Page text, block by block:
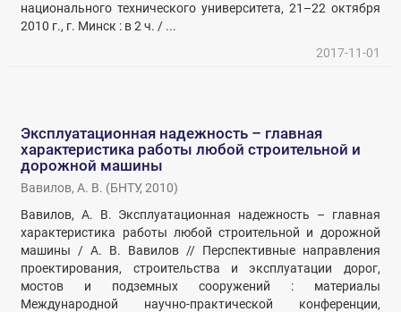
национального технического университета, 21–22 октября
2010 г., г. Минск : в 2 ч. / ...
2017-11-01
Эксплуатационная надежность – главная
характеристика работы любой строительной и
дорожной машины
Вавилов, А. В. (БНТУ,2010)
Вавилов, А. В. Эксплуатационная надежность – главная
характеристика работы любой строительной и дорожной
машины / А. В. Вавилов // Перспективные направления
проектирования, строительства и эксплуатации дорог,
мостов и подземных сооружений : материалы
Международной научно-практической конференции,